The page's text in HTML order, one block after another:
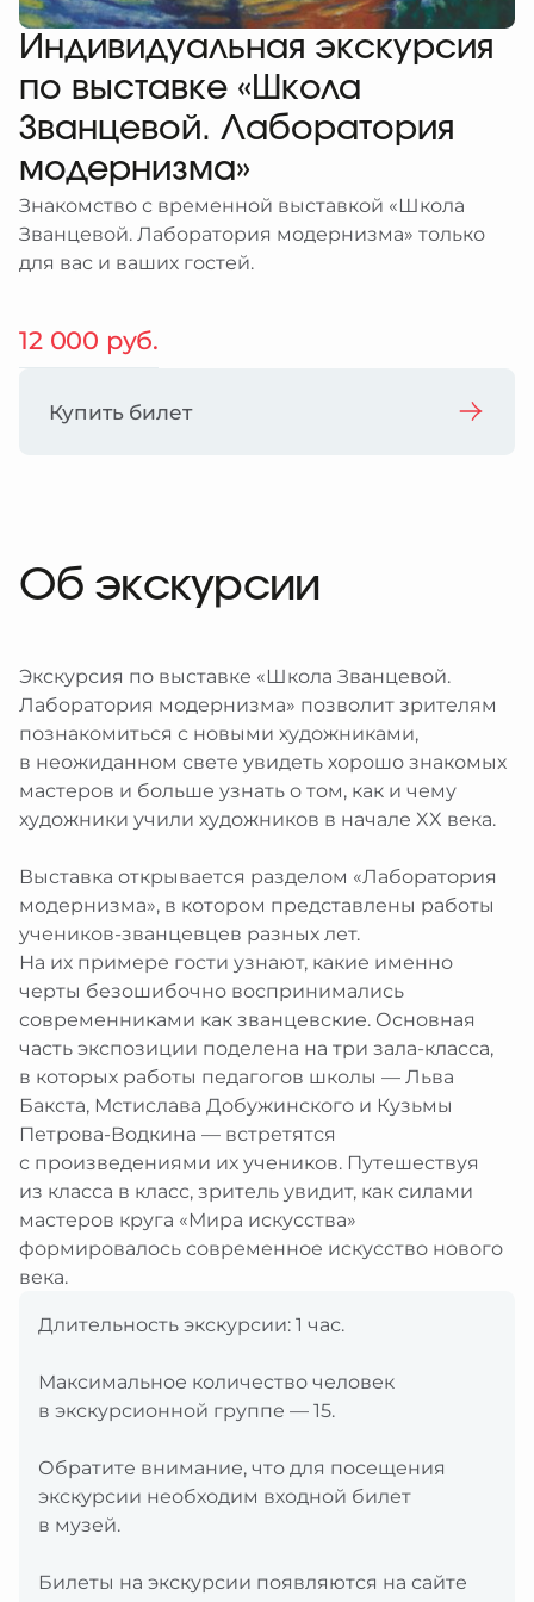
и слабовидящим
ментальными особенностями
улей
поддержка
проекты
регионах
программы и подарки
в музее
изображений из коллекции
Индивидуальная экскурсия
по выставке «Школа
Званцевой. Лаборатория
модернизма»
Знакомство с временной выставкой «Школа
Званцевой. Лаборатория модернизма» только
для вас и ваших гостей.
12 000 руб.
Купить билет
Об экскурсии
Экскурсия по выставке «Школа Званцевой.
Лаборатория модернизма» позволит зрителям
познакомиться с новыми художниками,
в неожиданном свете увидеть хорошо знакомых
мастеров и больше узнать о том, как и чему
художники учили художников в начале XX века.
Выставка открывается разделом «Лаборатория
модернизма», в котором представлены работы
учеников-званцевцев разных лет.
На их примере гости узнают, какие именно
черты безошибочно воспринимались
современниками как званцевские. Основная
часть экспозиции поделена на три зала-класса,
в которых работы педагогов школы — Льва
Бакста, Мстислава Добужинского и Кузьмы
Петрова-Водкина — встретятся
с произведениями их учеников. Путешествуя
из класса в класс, зритель увидит, как силами
мастеров круга «Мира искусства»
формировалось современное искусство нового
века.
Длительность экскурсии: 1 час.
Максимальное количество человек
в экскурсионной группе — 15.
Обратите внимание, что для посещения
экскурсии необходим входной билет
в музей.
Билеты на экскурсии появляются на сайте